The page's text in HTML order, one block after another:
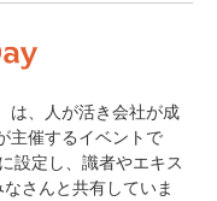
は、人が活き会社が成
主催するイベントで
設定し、識者やエキス
さんと共有していま